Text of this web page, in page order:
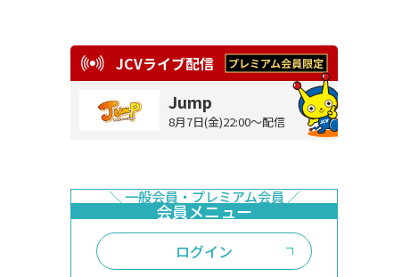
JCVライブ配信
Jump
8月7日(金)22:00～配信
ログイン